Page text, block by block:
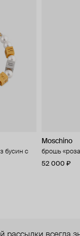
бусин с
Moschino
брошь
52 000 ₽